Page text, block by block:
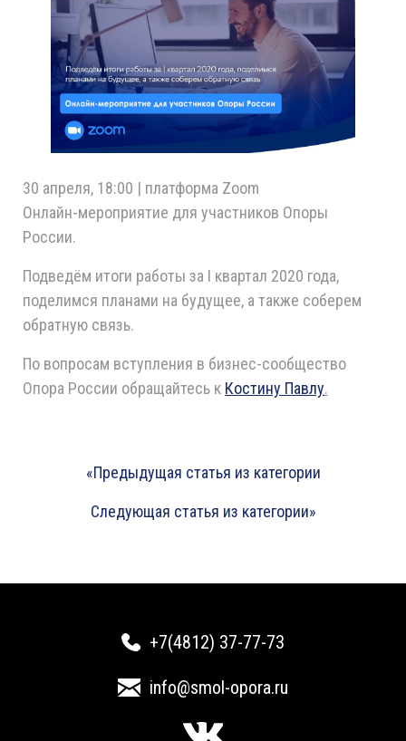
30 апреля, 18:00 | платформа Zoom
Онлайн-мероприятие для участников Опоры
России.
Подведём итоги работы за I квартал 2020 года,
поделимся планами на будущее, а также соберем
обратную связь.
По вопросам вступления в бизнес-сообщество
Опора России обращайтесь к Костину Павлу.
«Предыдущая статья из категории
Следующая статья из категории»
+7(4812) 37-77-73
info@smol-opora.ru